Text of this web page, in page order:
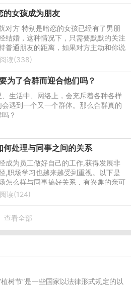
的女孩成为朋友
对方 特别是暗恋的女孩已经有了男朋
结婚，这种情况下，只需要默默的关注
普通朋友的距离，如果对方主动和你说
聊天，这就是普通朋友。爱一个人不是
阅读(338)
为了合群而迎合他们吗？
生活中、网络上，会充斥着各种各样
遇到一个又一个群体。那么合群真的
？
何处理与同事之间的关系
成为员工做好自己的工作,获得发展非
,职场学习也越来越受到重视。以下是
怎么样与同事搞好关系，有兴趣的亲可
!
阅读(124)
查看全部
树节”是一些国家以法律形式规定的以